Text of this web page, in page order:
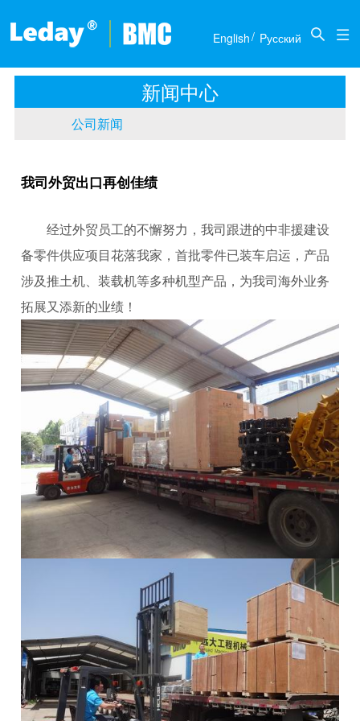

English/ Pусский
关于我们
公司简介
历届展会
新闻中心
公司新闻
产品介绍
推土机
底盘部件
联系我们
商务合作
人才招聘
新闻中心
公司新闻
我司外贸出口再创佳绩
经过外贸员工的不懈努力，我司跟进的中非援建设
备零件供应项目花落我家，首批零件已装车启运，产品
涉及推土机、装载机等多种机型产品，为我司海外业务
拓展又添新的业绩！